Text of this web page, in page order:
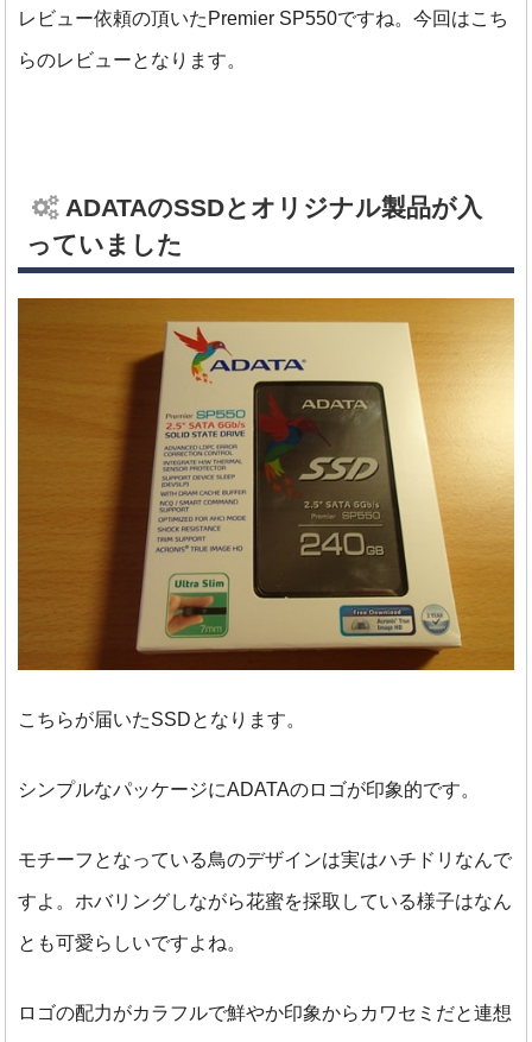
レビュー依頼の頂いたPremier SP550ですね。今回はこち
らのレビューとなります。
ADATAのSSDとオリジナル製品が入
っていました
こちらが届いたSSDとなります。
シンプルなパッケージにADATAのロゴが印象的です。
モチーフとなっている鳥のデザインは実はハチドリなんで
すよ。ホバリングしながら花蜜を採取している様子はなん
とも可愛らしいですよね。
ロゴの配力がカラフルで鮮やか印象からカワセミだと連想